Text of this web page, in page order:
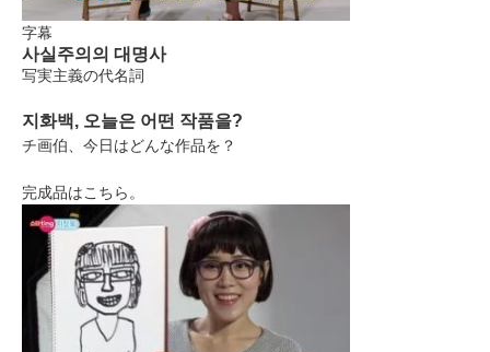
字幕
사실주의의 대명사
写実主義の代名詞
지화백, 오늘은 어떤 작품을?
チ画伯、今日はどんな作品を？
完成品はこちら。